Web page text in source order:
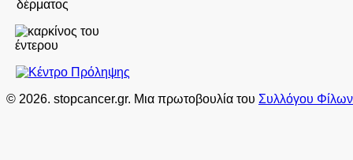
© 2026. stopcancer.gr. Μια πρωτοβουλία του Συλλόγου